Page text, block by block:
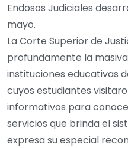
Endosos Judiciales
mayo.
La Corte Superior de
profundamente la
instituciones educativas
cuyos estudiantes
informativos para
servicios que brinda el
expresa su especial